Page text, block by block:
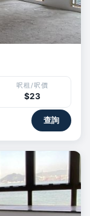
呎租/呎價
$23
查詢